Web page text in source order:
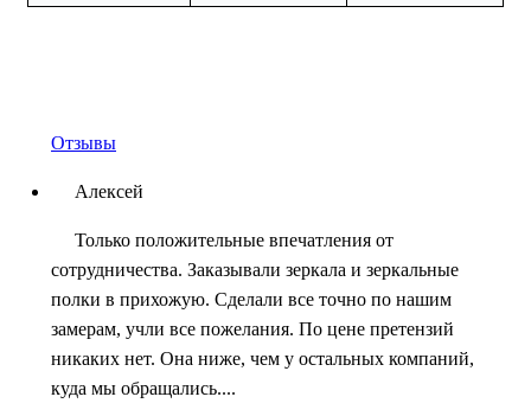
Отзывы
Алексей
Только положительные впечатления от
сотрудничества. Заказывали зеркала и зеркальные
полки в прихожую. Сделали все точно по нашим
замерам, учли все пожелания. По цене претензий
никаких нет. Она ниже, чем у остальных компаний,
куда мы обращались....